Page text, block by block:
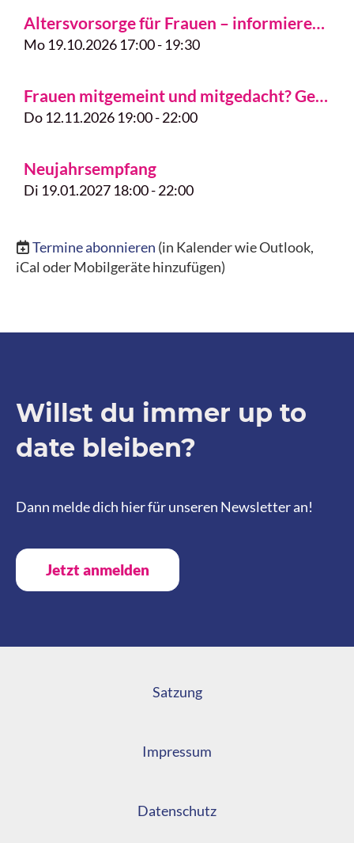
Altersvorsorge für Frauen – informieren, verstehen, vorsorgen
Mo 19.10.2026 17:00 - 19:30
Frauen mitgemeint und mitgedacht? Gendergerechte Sprache im beruflichen Kontext
Do 12.11.2026 19:00 - 22:00
Neujahrsempfang
Di 19.01.2027 18:00 - 22:00
Termine abonnieren (in Kalender wie Outlook,
iCal oder Mobilgeräte hinzufügen)
Willst du immer up to
date bleiben?
Dann melde dich hier für unseren Newsletter an!
Jetzt anmelden
Satzung
Impressum
Datenschutz